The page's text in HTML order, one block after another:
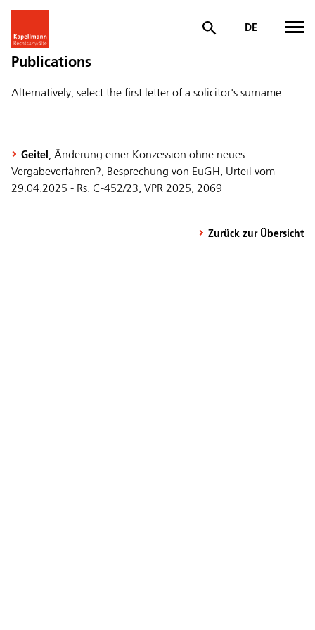
DE
Publications
Alternatively, select the first letter of a solicitor's surname:
Geitel , Änderung einer Konzession ohne neues
Vergabeverfahren?, Besprechung von EuGH, Urteil vom
29.04.2025 - Rs. C-452/23, VPR 2025, 2069
Zurück zur Übersicht